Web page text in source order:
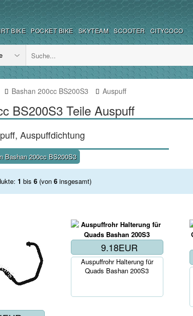
BIKE POCKET BIKE SKYTEAM SCOOTER CITYCOCO
Bashan 200cc BS200S3 Auspuff
BS200S3 Teile Auspuff
Auspuffdichtung
Bashan 200cc BS200S3
1 bis 6 (von 6 insgesamt)
Korb..
9.18EUR
Auspuffrohr Halterung für
Quads Bashan 200S3